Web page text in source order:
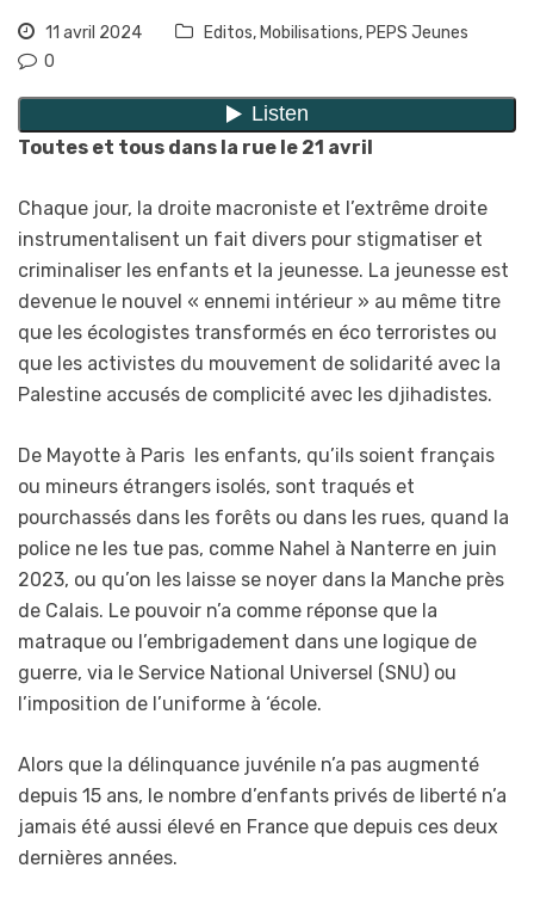
11 avril 2024 Editos, Mobilisations, PEPS Jeunes
0
Toutes et tous dans la rue le 21 avril
Chaque jour, la droite macroniste et l’extrême droite
instrumentalisent un fait divers pour stigmatiser et
criminaliser les enfants et la jeunesse. La jeunesse est
devenue le nouvel « ennemi intérieur » au même titre
que les écologistes transformés en éco terroristes ou
que les activistes du mouvement de solidarité avec la
Palestine accusés de complicité avec les djihadistes.
De Mayotte à Paris les enfants, qu’ils soient français
ou mineurs étrangers isolés, sont traqués et
pourchassés dans les forêts ou dans les rues, quand la
police ne les tue pas, comme Nahel à Nanterre en juin
2023, ou qu’on les laisse se noyer dans la Manche près
de Calais. Le pouvoir n’a comme réponse que la
matraque ou l’embrigadement dans une logique de
guerre, via le Service National Universel (SNU) ou
l’imposition de l’uniforme à ‘école.
Alors que la délinquance juvénile n’a pas augmenté
depuis 15 ans, le nombre d’enfants privés de liberté n’a
jamais été aussi élevé en France que depuis ces deux
dernières années.